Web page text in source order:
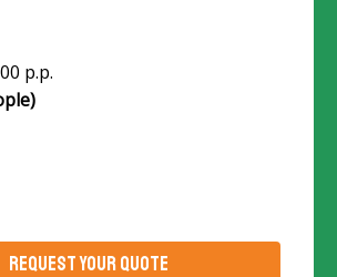
p.p.
REQUEST YOUR QUOTE